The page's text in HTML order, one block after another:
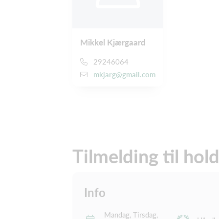
Mikkel Kjærgaard
29246064
mkjarg@gmail.com
Tilmelding til
Info
Mandag, Tirsdag,